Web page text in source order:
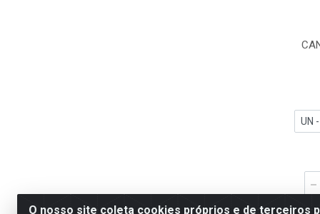
O nosso site coleta cookies próprios e de terceiros